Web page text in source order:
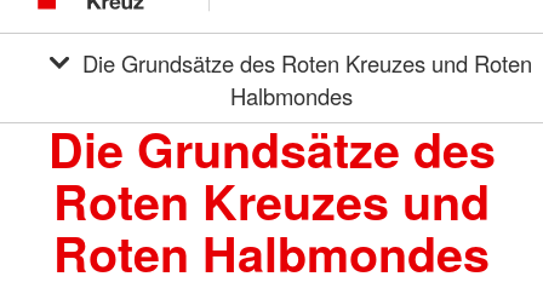
Halbmondes
Die Grundsätze des
Roten Kreuzes und
Roten Halbmondes